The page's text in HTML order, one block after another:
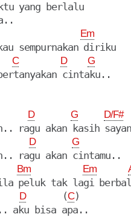
yang berlalu
Em
C D G
cintaku..
D G D/F#
ragu akan kasih
D G
ragu akan cintamu..
Bm Em
peluk tak lagi
D
       (
C)
aku bisa apa..